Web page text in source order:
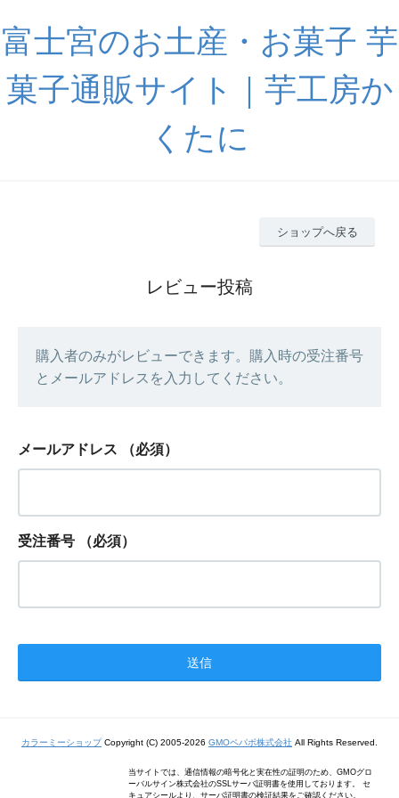
富士宮のお土産・お菓子 芋
菓子通販サイト｜芋工房か
くたに
ショップへ戻る
レビュー投稿
購入者のみがレビューできます。購入時の受注番号
とメールアドレスを入力してください。
メールアドレス （必須）
受注番号 （必須）
カラーミーショップCopyright (C) 2005-2026 GMOペパボ株式会社 All Rights Reserved.
当サイトでは、通信情報の暗号化と実在性の証明のため、GMOグロ
ーバルサイン株式会社のSSLサーバ証明書を使用しております。 セ
キュアシールより、サーバ証明書の検証結果をご確認ください。